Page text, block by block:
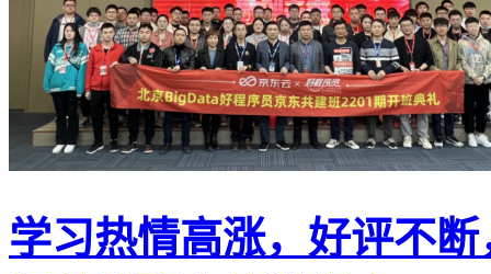
学习热情高涨，好评不